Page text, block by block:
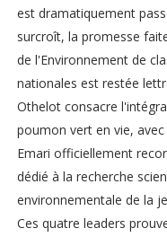
est dramatiquement
surcroît, la promesse
de l'Environnement de
nationales est restée
Othelot consacre
poumon vert en vie,
Emari officiellement
dédié à la recherche
environnementale de la
Ces quatre leaders